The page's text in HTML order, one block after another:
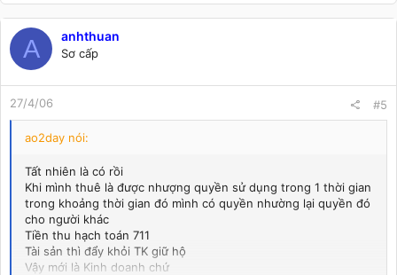
A anhthuan
Sơ cấp
27/4/06 #5
ao2day nói:
Tất nhiên là có rồi
Khi mình thuê là được nhượng quyền sử dụng trong 1 thời gian
trong khoảng thời gian đó mình có quyền nhường lại quyền đó
cho người khác
Tiền thu hạch toán 711
Tài sản thì đẩy khỏi TK giữ hộ
Vậy mới là Kinh doanh chứ